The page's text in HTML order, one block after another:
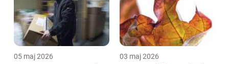
05 maj 2026 03 maj 2026